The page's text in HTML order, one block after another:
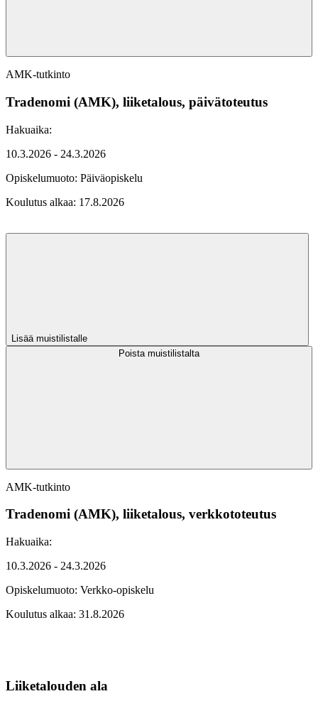
AMK-tutkinto
Tradenomi (AMK), liiketalous, päivätoteutus
Hakuaika:
10.3.2026 - 24.3.2026
Opiskelumuoto: Päiväopiskelu
Koulutus alkaa: 17.8.2026
Lisää muistilistalle
Poista muistilistalta
AMK-tutkinto
Tradenomi (AMK), liiketalous, verkkototeutus
Hakuaika:
10.3.2026 - 24.3.2026
Opiskelumuoto: Verkko-opiskelu
Koulutus alkaa: 31.8.2026
Liiketalouden ala